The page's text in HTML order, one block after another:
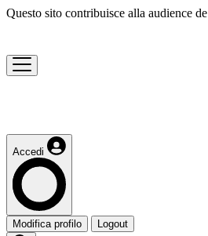
Questo sito contribuisce alla audience de
Accedi
Modifica profilo Logout